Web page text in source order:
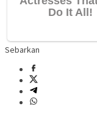
Sebarkan